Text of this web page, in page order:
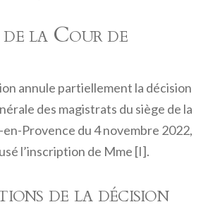
de la Cour de
annule partiellement la décision
des magistrats du siège de la
en-Provence du 4 novembre 2022,
l’inscription de Mme [I].
de la décision